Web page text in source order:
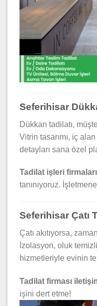
Seferihisar
Dükkan tadilatı,
Vitrin tasarımı, iç
detayları sana özel
Tadilat işleri firmaları
tanınıyoruz.
Seferihisar Çatı
Çatı akıtıyorsa,
İzolasyon, oluk
hizmetleriyle evinin
Tadilat firması
işini dert etme!